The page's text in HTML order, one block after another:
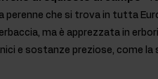
perenne che si trova in tutta
ma è apprezzata in
e sostanze preziose, come